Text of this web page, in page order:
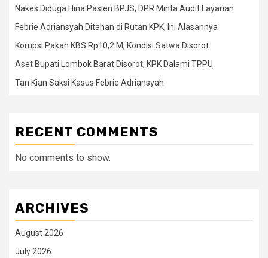
Nakes Diduga Hina Pasien BPJS, DPR Minta Audit Layanan
Febrie Adriansyah Ditahan di Rutan KPK, Ini Alasannya
Korupsi Pakan KBS Rp10,2 M, Kondisi Satwa Disorot
Aset Bupati Lombok Barat Disorot, KPK Dalami TPPU
Tan Kian Saksi Kasus Febrie Adriansyah
RECENT COMMENTS
No comments to show.
ARCHIVES
August 2026
July 2026